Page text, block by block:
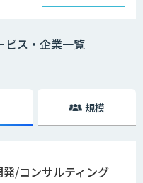
、黒い猫」という2通りの解
を確実に行うためのプログラ
らなります。
ビス・企業一覧
規模
/コンサルティング